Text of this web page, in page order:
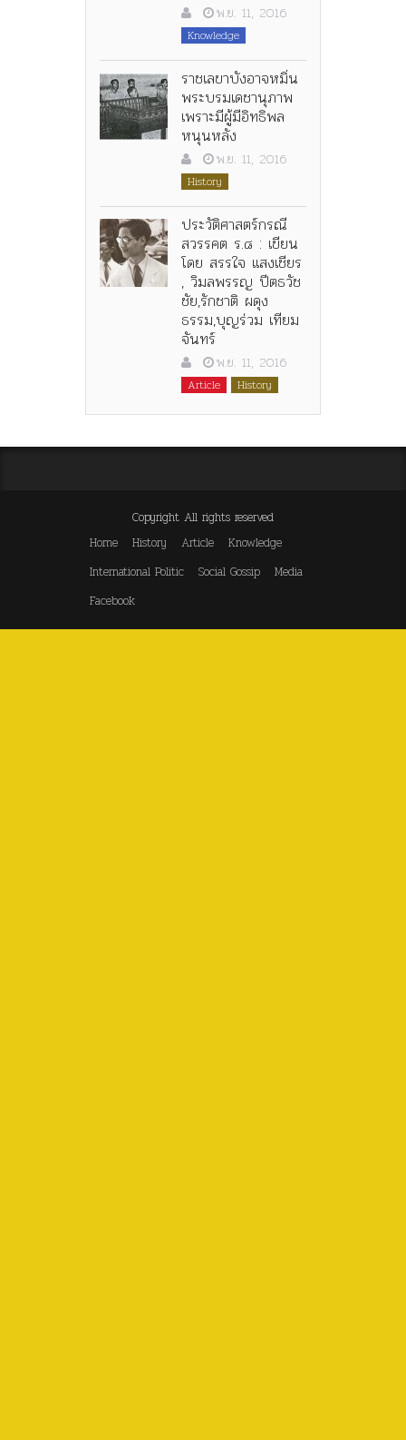
พ.ย. 11, 2016
Knowledge
ราชเลขาบังอาจหมิ่น
พระบรมเดชานุภาพ
เพราะมีผู้มีอิทธิพล
หนุนหลัง
พ.ย. 11, 2016
History
ประวัติศาสตร์กรณี
สวรรคต ร.๘ : เขียน
โดย สรรใจ แสงเชียร
, วิมลพรรญ ปีตธวัช
ชัย,รักชาติ ผดุง
ธรรม,บุญร่วม เทียม
จันทร์
พ.ย. 11, 2016
Article History
Copyright All rights reserved
Home
History Article
Knowledge
International Politic
Social Gossip
Media
Facebook